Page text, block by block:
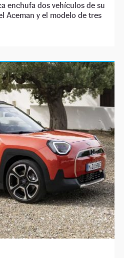
enchufa dos vehículos de su
Aceman y el modelo de tres